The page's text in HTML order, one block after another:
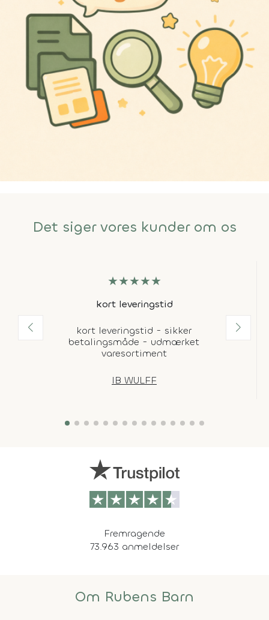
Det siger vores kunder om os
★★★★★
kort leveringstid
kort leveringstid - sikker
betalingsmåde - udmærket
varesortiment
IB WULFF
Fremragende
73.963 anmeldelser
Om Rubens Barn